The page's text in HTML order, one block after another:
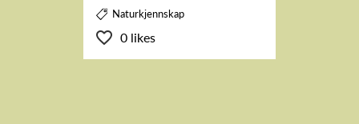
Naturkjennskap
0 likes